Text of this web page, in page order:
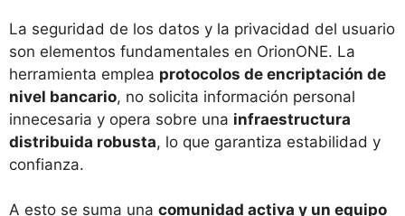
La seguridad de los datos y la privacidad del usuario
son elementos fundamentales en OrionONE. La
herramienta emplea protocolos de encriptación de
nivel bancario, no solicita información personal
innecesaria y opera sobre una infraestructura
distribuida robusta, lo que garantiza estabilidad y
confianza.
A esto se suma una comunidad activa y un equipo